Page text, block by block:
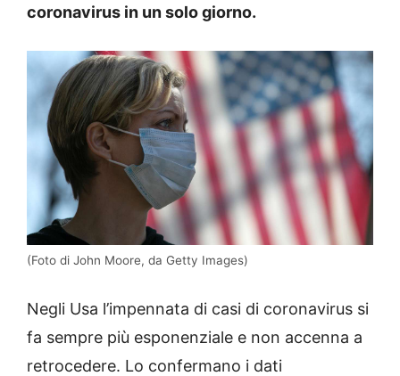
coronavirus in un solo giorno.
(Foto di John Moore, da Getty Images)
Negli Usa l’impennata di casi di coronavirus si
fa sempre più esponenziale e non accenna a
retrocedere. Lo confermano i dati